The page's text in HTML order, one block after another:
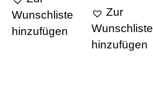
Wunschliste
hinzufügen
Zur
Wunschliste
hinzufügen